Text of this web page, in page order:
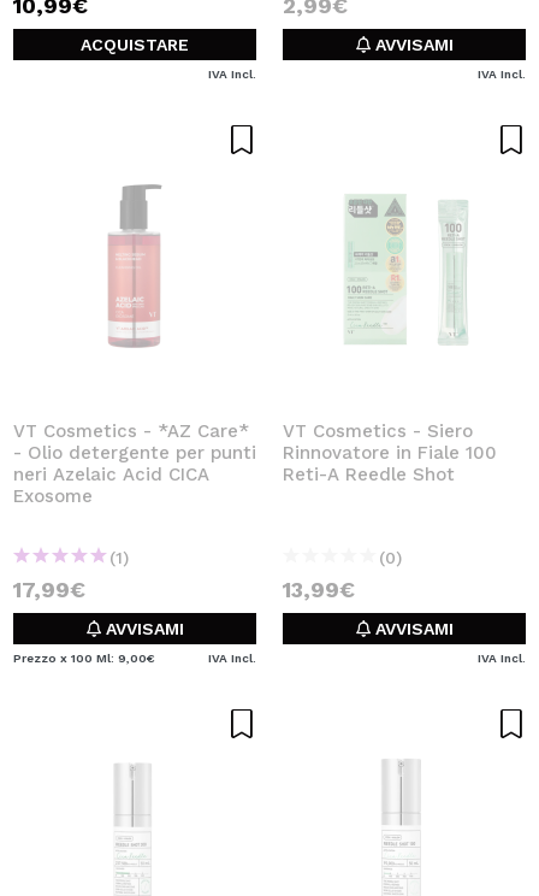
10,99€
ACQUISTARE
IVA Incl.
2,99€
AVVISAMI
IVA Incl.
VT Cosmetics - *AZ Care*
- Olio detergente per punti
neri Azelaic Acid CICA
Exosome
(1)
17,99€
AVVISAMI
Prezzo x 100 Ml: 9,00€ IVA Incl.
VT Cosmetics - Siero
Rinnovatore in Fiale 100
Reti-A Reedle Shot
(0)
13,99€
AVVISAMI
IVA Incl.